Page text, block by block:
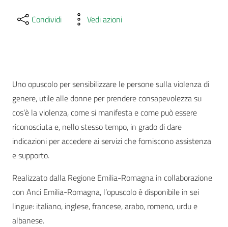
Condividi Vedi azioni
Uno opuscolo per sensibilizzare le persone sulla violenza di
genere, utile alle donne per prendere consapevolezza su
cos’è la violenza, come si manifesta e come può essere
riconosciuta e, nello stesso tempo, in grado di dare
indicazioni per accedere ai servizi che forniscono assistenza
e supporto.
Realizzato dalla Regione Emilia-Romagna in collaborazione
con Anci Emilia-Romagna, l’opuscolo è disponibile in sei
lingue: italiano, inglese, francese, arabo, romeno, urdu e
albanese.